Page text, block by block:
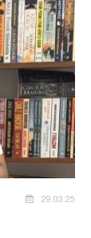
29.03.25